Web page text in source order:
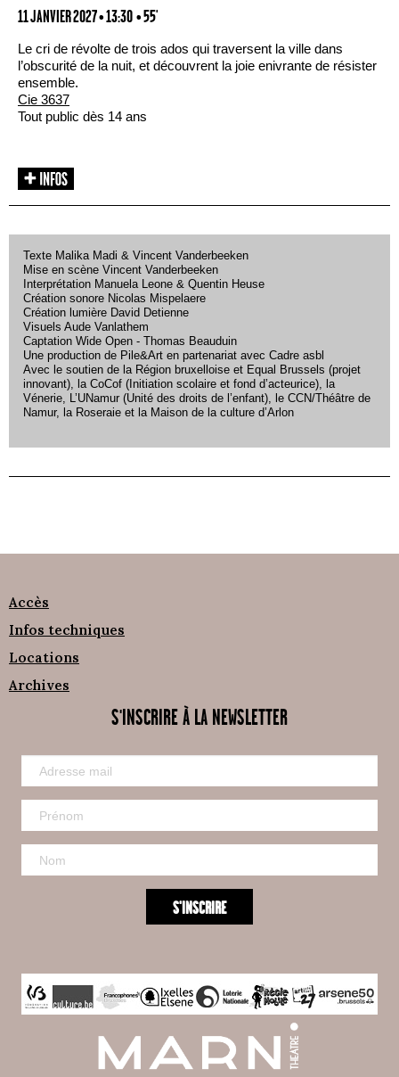
11 JANVIER 2027 • 13:30 • 55'
Le cri de révolte de trois ados qui traversent la ville dans
l’obscurité de la nuit, et découvrent la joie enivrante de résister
ensemble.
Cie 3637
Tout public dès 14 ans
Texte Malika Madi & Vincent Vanderbeeken
Mise en scène Vincent Vanderbeeken
Interprétation Manuela Leone & Quentin Heuse
Création sonore Nicolas Mispelaere
Création lumière David Detienne
Visuels Aude Vanlathem
Captation Wide Open - Thomas Beauduin
Une production de Pile&Art en partenariat avec Cadre asbl
Avec le soutien de la Région bruxelloise et Equal Brussels (projet
innovant), la CoCof (Initiation scolaire et fond d’acteurice), la
Vénerie, L’UNamur (Unité des droits de l’enfant), le CCN/Théâtre de
Namur, la Roseraie et la Maison de la culture d’Arlon
Accès
Infos techniques
Locations
Archives
S'INSCRIRE À LA NEWSLETTER